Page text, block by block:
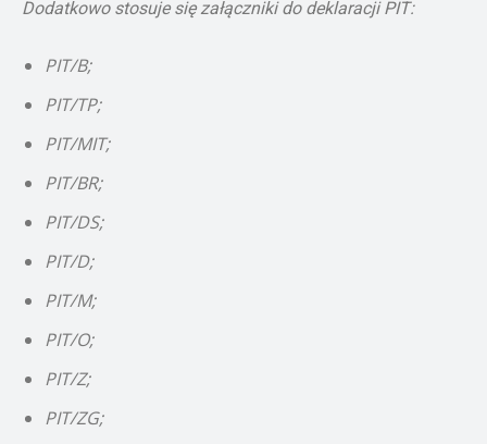
Dodatkowo stosuje się załączniki do deklaracji PIT:
PIT/B;
PIT/TP;
PIT/MIT;
PIT/BR;
PIT/DS;
PIT/D;
PIT/M;
PIT/O;
PIT/Z;
PIT/ZG;